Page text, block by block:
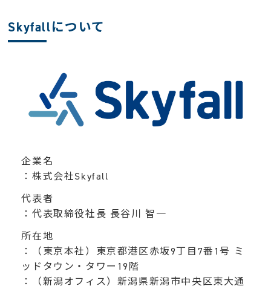
Skyfallについて
企業名
：株式会社Skyfall
代表者
：代表取締役社長 長谷川 智一
所在地
：（東京本社）東京都港区赤坂9丁目7番1号 ミ
ッドタウン・タワー19階
：（新潟オフィス）新潟県新潟市中央区東大通